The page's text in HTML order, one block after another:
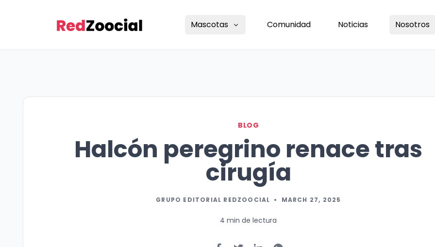
Mascotas Comunidad Noticias Nosotros
BLOG
Halcón peregrino renace tras
cirugía
GRUPO EDITORIAL REDZOOCIAL • MARCH 27, 2025
4 min de lectura